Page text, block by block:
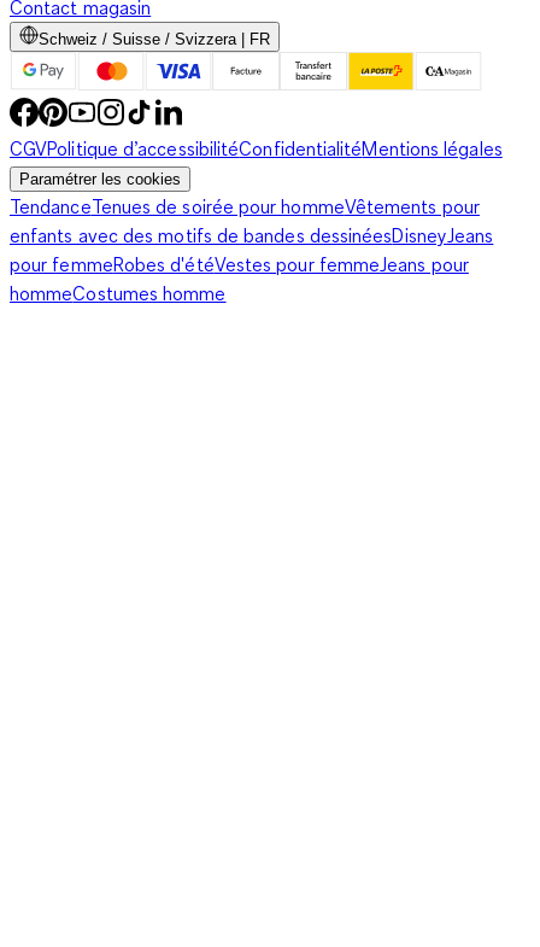
Contact magasin
Schweiz / Suisse / Svizzera | FR
CGVPolitique d’accessibilitéConfidentialitéMentions légales
Paramétrer les cookies
TendanceTenues de soirée pour hommeVêtements pour
enfants avec des motifs de bandes dessinéesDisneyJeans
pour femmeRobes d'étéVestes pour femmeJeans pour
hommeCostumes homme